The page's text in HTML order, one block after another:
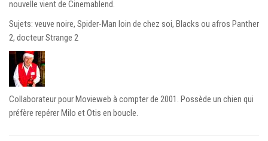
nouvelle vient de Cinemablend.
Sujets: veuve noire, Spider-Man loin de chez soi, Blacks ou afros Panther
2, docteur Strange 2
Collaborateur pour Movieweb à compter de 2001. Possède un chien qui
préfère repérer Milo et Otis en boucle.